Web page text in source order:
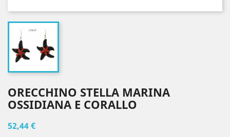
ORECCHINO STELLA MARINA
OSSIDIANA E CORALLO
52,44 €